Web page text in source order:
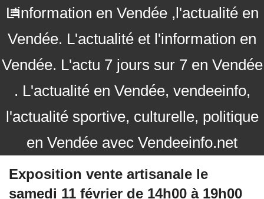
L'information en Vendée ,l'actualité en
Vendée. L'actualité et l'information en
Vendée. L'actu 7 jours sur 7 en Vendée
. L'actualité en Vendée, vendeeinfo,
l'actualité sportive, culturelle, politique
en Vendée avec Vendeeinfo.net
Exposition vente artisanale le
samedi 11 février de 14h00 à 19h00